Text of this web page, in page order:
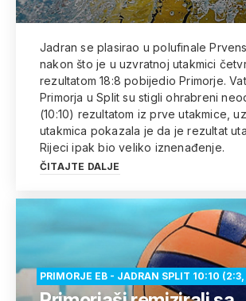
Jadran se plasirao u polufinale
nakon što je u uzvratnoj utakmici
rezultatom 18:8 pobijedio Primorje.
Primorja u Split su stigli ohrabreni
(10:10) rezultatom iz prve utakmice,
utakmica pokazala je da je rezultat
Rijeci ipak bio veliko iznenađenje.
ČITAJTE DALJE
PRIMORJE EB - JADRAN SPLIT 10:10